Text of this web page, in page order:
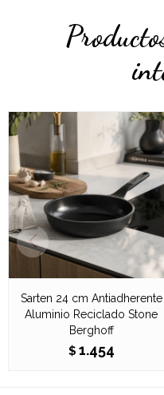
Sarten 24 cm Antiadherente
Aluminio Reciclado Stone
Berghoff
$ 1.454